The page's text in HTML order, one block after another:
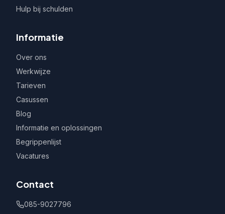
Hulp bij schulden
Informatie
Over ons
Werkwijze
Tarieven
Casussen
Blog
Informatie en oplossingen
Begrippenlijst
Vacatures
Contact
085-9027796